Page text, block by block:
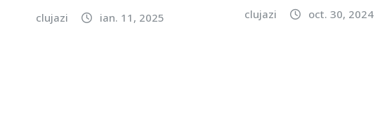
clujazi ian. 11, 2025 clujazi oct. 30, 2024